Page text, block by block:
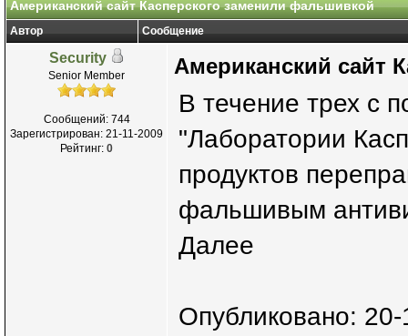
Американский сайт Касперского заменили фальшивкой
Автор Сообщение
Security
Senior Member
Сообщений: 744
Зарегистрирован: 21-11-2009
Рейтинг: 0
Американский сайт
В течение трех с
"Лаборатории
продуктов
фальшивым
Далее
Опубликовано: